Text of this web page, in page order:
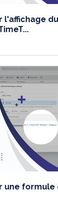
l'affichage du
une formule